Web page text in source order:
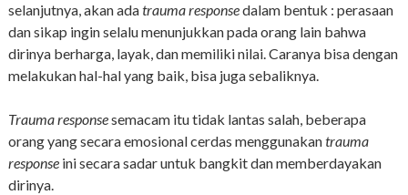
selanjutnya, akan adatrauma responsedalam bentuk : perasaan
dan sikap ingin selalu menunjukkan pada orang lain bahwa
dirinya berharga, layak, dan memiliki nilai. Caranya bisa dengan
melakukan hal-hal yang baik, bisa juga sebaliknya.
Trauma responsesemacam itu tidak lantas salah, beberapa
orang yang secara emosional cerdas menggunakantrauma
responseini secara sadar untuk bangkit dan memberdayakan
dirinya.